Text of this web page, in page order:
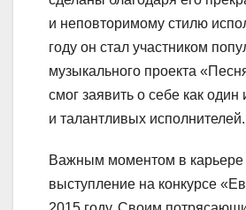
и неповторимому стилю
году он стал участником
музыкального проекта
смог заявить о себе как
и талантливых исполнителей.
Важным моментом в карьере
выступление на конкурсе